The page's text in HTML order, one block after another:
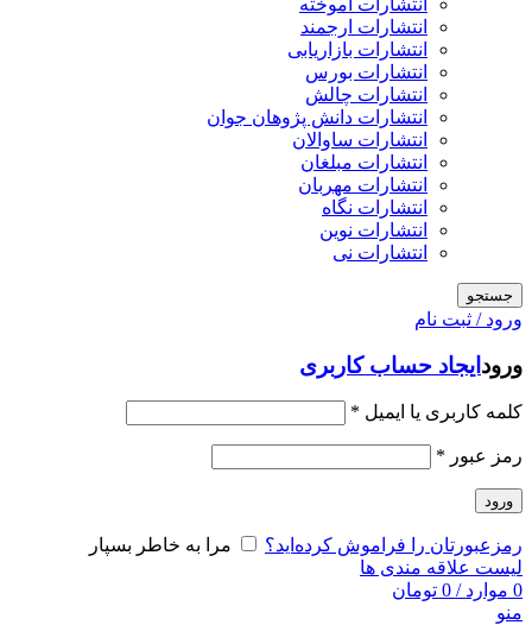
انتشارات آموخته
انتشارات ارجمند
انتشارات بازاریابی
انتشارات بورس
انتشارات چالش
انتشارات دانش پژوهان جوان
انتشارات ساوالان
انتشارات مبلغان
انتشارات مهربان
انتشارات نگاه
انتشارات نوین
انتشارات نی
جستجو
ورود / ثبت نام
ورود ایجاد حساب کاربری
کلمه کاربری یا ایمیل *
رمز عبور *
ورود
رمزعبورتان را فراموش کرده‌اید؟
مرا به خاطر بسپار
لیست علاقه مندی ها
0 موارد /
0 تومان
منو